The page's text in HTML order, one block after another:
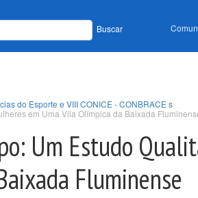
Buscar
do Esporte e VIII CONICE - CONBRACE s
em Uma Vila Olímpica da Baixada
Um Estudo
Fluminense